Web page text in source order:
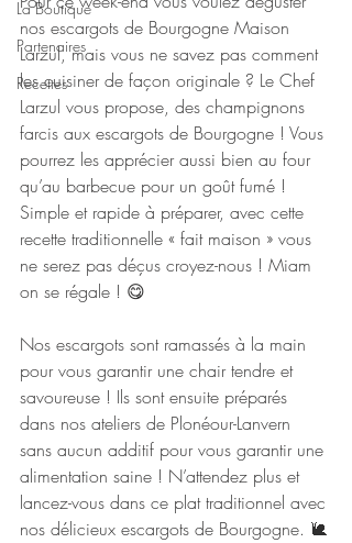
La Boutique
Partenaires
Recettes
nos escargots de Bourgogne Maison
Larzul, mais vous ne savez pas comment
les cuisiner de façon originale ? Le Chef
Larzul vous propose, des champignons
farcis aux escargots de Bourgogne ! Vous
pourrez les apprécier aussi bien au four
qu’au barbecue pour un goût fumé !
Simple et rapide à préparer, avec cette
recette traditionnelle « fait maison » vous
ne serez pas déçus croyez-nous ! Miam
on se régale ! 😋
Nos escargots sont ramassés à la main
pour vous garantir une chair tendre et
savoureuse ! Ils sont ensuite préparés
dans nos ateliers de Plonéour-Lanvern
sans aucun additif pour vous garantir une
alimentation saine ! N’attendez plus et
lancez-vous dans ce plat traditionnel avec
nos délicieux escargots de Bourgogne. 🐌